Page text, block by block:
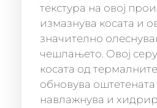
текстура на овој
измазнува косата и
значително
чешлањето. Овој
косата од термалните
обновува оштетената
навлажнува и